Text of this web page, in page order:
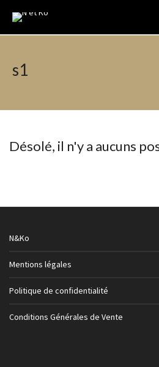
s1
Désolé, il n'y a aucuns
N&Ko
Mentions légales
Politique de confidentialité
Conditions Générales de Vente